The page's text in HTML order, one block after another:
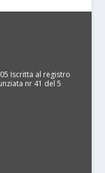
Iscritta al registro
nr 41 del 5